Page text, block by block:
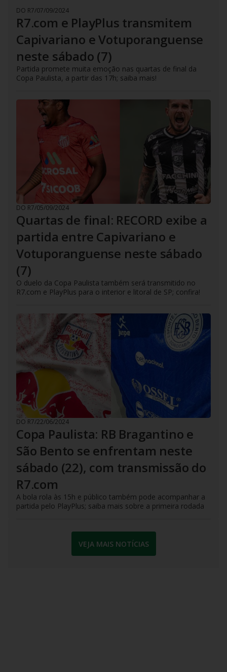
DO R7/07/09/2024
R7.com e PlayPlus transmitem
Capivariano e Votuporanguense
neste sábado (7)
Partida promete muita emoção nas quartas de final da
Copa Paulista, a partir das 17h; saiba mais!
DO R7/05/09/2024
Quartas de final: RECORD exibe a
partida entre Capivariano e
Votuporanguense neste sábado
(7)
O duelo da Copa Paulista também será transmitido no
R7.com e PlayPlus para o interior e litoral de SP; confira!
DO R7/22/06/2024
Copa Paulista: RB Bragantino e
São Bento se enfrentam neste
sábado (22), com transmissão do
R7.com
A bola rola às 15h e público também pode acompanhar a
partida pelo PlayPlus; saiba mais sobre a primeira rodada
VEJA MAIS NOTÍCIAS